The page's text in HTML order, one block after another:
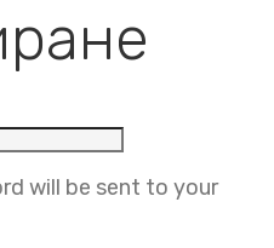
will be sent to your